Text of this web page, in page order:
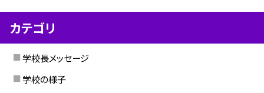
カテゴリ
学校長メッセージ
学校の様子